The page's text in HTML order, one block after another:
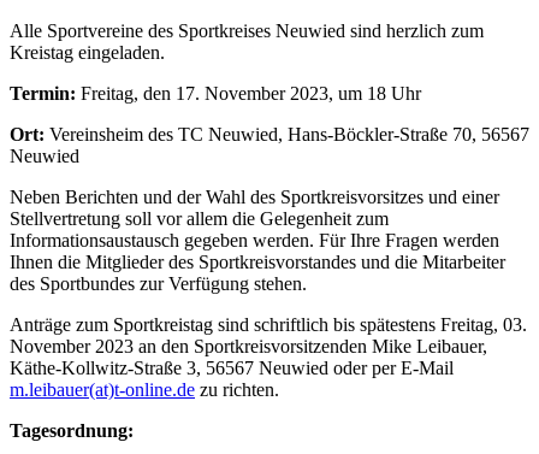
Alle Sportvereine des Sportkreises Neuwied sind herzlich zum
Kreistag eingeladen.
Termin: Freitag, den 17. November 2023, um 18 Uhr
Ort: Vereinsheim des TC Neuwied, Hans-Böckler-Straße 70, 56567
Neuwied
Neben Berichten und der Wahl des Sportkreisvorsitzes und einer
Stellvertretung soll vor allem die Gelegenheit zum
Informationsaustausch gegeben werden. Für Ihre Fragen werden
Ihnen die Mitglieder des Sportkreisvorstandes und die Mitarbeiter
des Sportbundes zur Verfügung stehen.
Anträge zum Sportkreistag sind schriftlich bis spätestens Freitag, 03.
November 2023 an den Sportkreisvorsitzenden Mike Leibauer,
Käthe-Kollwitz-Straße 3, 56567 Neuwied oder per E-Mail
m.leibauer(at)t-online.de zu richten.
Tagesordnung: